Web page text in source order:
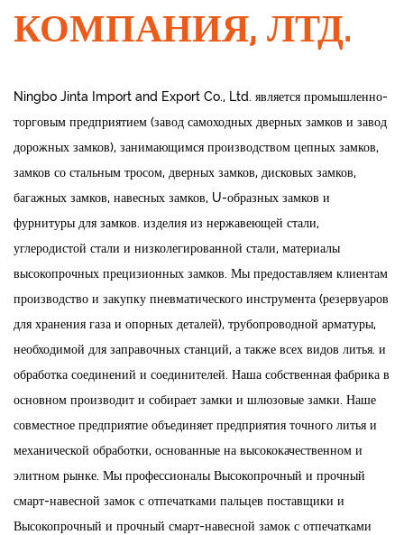
КОМПАНИЯ, ЛТД.
Ningbo Jinta Import and Export Co., Ltd. является промышленно-
торговым предприятием (завод самоходных дверных замков и завод
дорожных замков), занимающимся производством цепных замков,
замков со стальным тросом, дверных замков, дисковых замков,
багажных замков, навесных замков, U-образных замков и
фурнитуры для замков. изделия из нержавеющей стали,
углеродистой стали и низколегированной стали, материалы
высокопрочных прецизионных замков. Мы предоставляем клиентам
производство и закупку пневматического инструмента (резервуаров
для хранения газа и опорных деталей), трубопроводной арматуры,
необходимой для заправочных станций, а также всех видов литья. и
обработка соединений и соединителей. Наша собственная фабрика в
основном производит и собирает замки и шлюзовые замки. Наше
совместное предприятие объединяет предприятия точного литья и
механической обработки, основанные на высококачественном и
элитном рынке. Мы профессионалы Высокопрочный и прочный
смарт-навесной замок с отпечатками пальцев поставщики и
Высокопрочный и прочный смарт-навесной замок с отпечатками